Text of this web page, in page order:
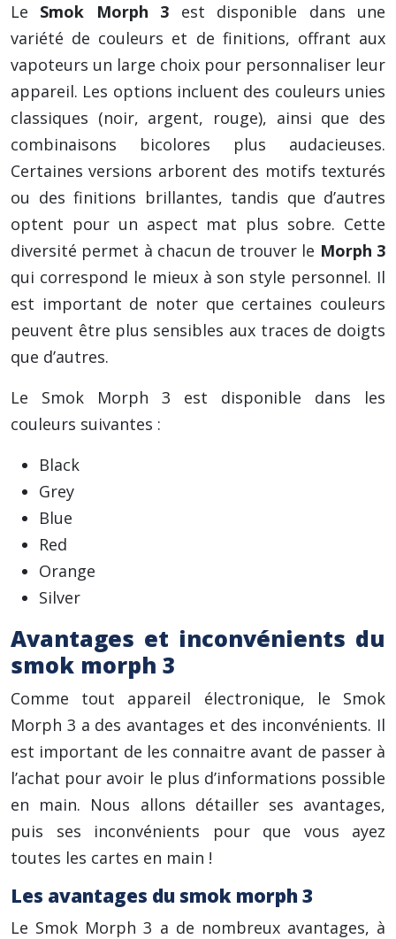
Le Smok Morph 3 est disponible dans une
variété de couleurs et de finitions, offrant aux
vapoteurs un large choix pour personnaliser leur
appareil. Les options incluent des couleurs unies
classiques (noir, argent, rouge), ainsi que des
combinaisons bicolores plus audacieuses.
Certaines versions arborent des motifs texturés
ou des finitions brillantes, tandis que d’autres
optent pour un aspect mat plus sobre. Cette
diversité permet à chacun de trouver le Morph 3
qui correspond le mieux à son style personnel. Il
est important de noter que certaines couleurs
peuvent être plus sensibles aux traces de doigts
que d’autres.
Le Smok Morph 3 est disponible dans les
couleurs suivantes :
Black
Grey
Blue
Red
Orange
Silver
Avantages et inconvénients du
smok morph 3
Comme tout appareil électronique, le Smok
Morph 3 a des avantages et des inconvénients. Il
est important de les connaitre avant de passer à
l’achat pour avoir le plus d’informations possible
en main. Nous allons détailler ses avantages,
puis ses inconvénients pour que vous ayez
toutes les cartes en main !
Les avantages du smok morph 3
Le Smok Morph 3 a de nombreux avantages, à